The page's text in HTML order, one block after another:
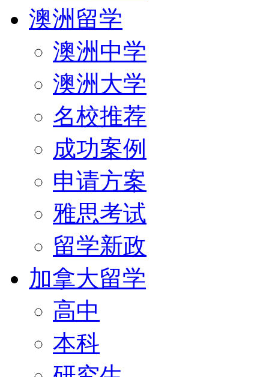
澳洲留学
澳洲中学
澳洲大学
名校推荐
成功案例
申请方案
雅思考试
留学新政
加拿大留学
高中
本科